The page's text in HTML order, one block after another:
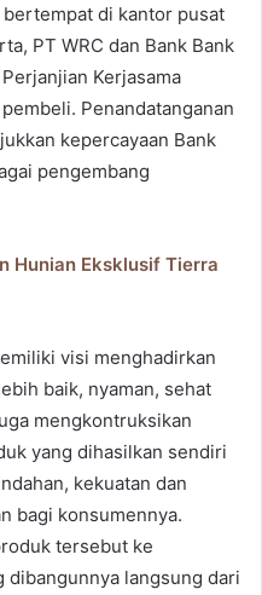
di kantor pusat
PT WRC dan Bank Bank
Kerjasama
Penandatanganan
kepercayaan Bank
pengembang
Hunian Eksklusif Tierra
visi menghadirkan
baik, nyaman, sehat
mengkontruksikan
yang dihasilkan sendiri
kekuatan dan
bagi konsumennya.
tersebut ke
dibangunnya langsung dari